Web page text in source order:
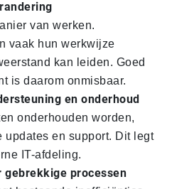
van werken.
vaak hun werkwijze
kan leiden. Goed
is daarom onmisbaar.
en onderhoud
onderhouden worden,
updates en support. Dit legt
IT-afdeling.
gebrekkige processen